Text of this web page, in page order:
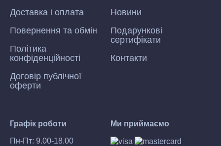
Графік роботи
Пн-Пт: 9.00-18.00
Новини
Подарункові
сертифікати
Контакти
Доставка і оплата
Повернення та обмін
Політика
конфіденційності
Договір публічної
оферти
Ми приймаємо